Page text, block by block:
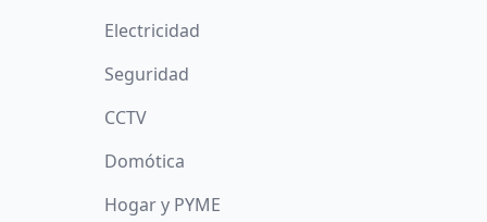
Electricidad
Seguridad
CCTV
Domótica
Hogar y PYME